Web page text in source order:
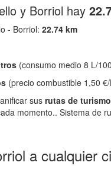
y Borriol hay
- Borriol: 22.74 km
(consumo medio 8 L/
(precio combustible 1,50
sus rutas de turismo
momento.. Sistema de
a cualquier